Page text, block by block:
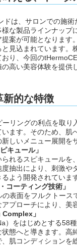
ドは、サロンでの施
な製品ラインナッ
案が可能となりま
見込まれています
り、今回の
高い美容体験を提供
新的な特徴
ーリングの利点を取
ます。そのため、肌
しいメニュー展開を
キュール」
れるスピキュールを
抽出により、刺激
よう開発されています
コーティング技術」
表面をフルクトー
プローチにより、美
」
）をはじめとする58
態へと導きます。
肌コンディションを